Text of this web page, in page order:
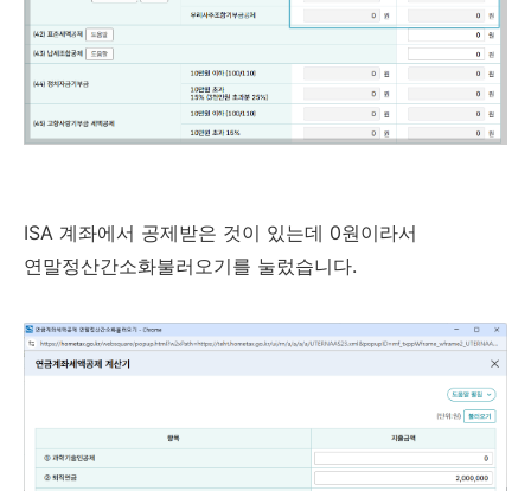
ISA 계좌에서 공제받은 것이 있는데 0원이라서
연말정산간소화불러오기를 눌렀습니다.